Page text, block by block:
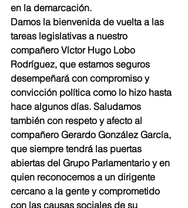
en la demarcación.
Damos la bienvenida de vuelta a las
tareas legislativas a nuestro
compañero Víctor Hugo Lobo
Rodríguez, que estamos seguros
desempeñará con compromiso y
convicción política como lo hizo hasta
hace algunos días. Saludamos
también con respeto y afecto al
compañero Gerardo González García,
que siempre tendrá las puertas
abiertas del Grupo Parlamentario y en
quien reconocemos a un dirigente
cercano a la gente y comprometido
con las causas sociales de su